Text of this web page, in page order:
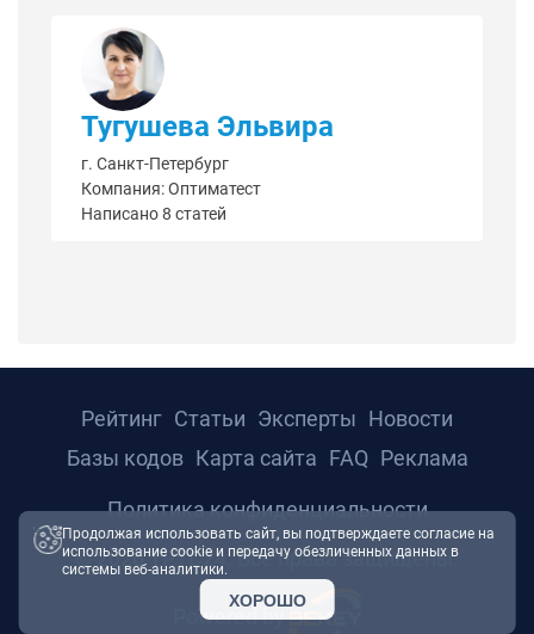
Тугушева Эльвира
г. Санкт-Петербург
Компания: Оптиматест
Написано 8 статей
© 2026 ТРТС24. Все права защищены.
Powered by
Рейтинг Статьи Эксперты Новости
Базы кодов Карта сайта FAQ Реклама
Политика конфиденциальности
Продолжая использовать сайт, вы подтверждаете согласие на
использование cookie и передачу обезличенных данных в
системы веб-аналитики.
ХОРОШО